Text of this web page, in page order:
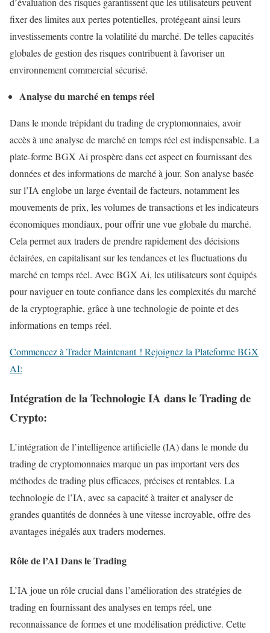
fixer des limites aux pertes potentielles, protégeant ainsi leurs
investissements contre la volatilité du marché. De telles capacités
globales de gestion des risques contribuent à favoriser un
environnement commercial sécurisé.
Analyse du marché en temps réel
Dans le monde trépidant du trading de cryptomonnaies, avoir
accès à une analyse de marché en temps réel est indispensable. La
plate-forme BGX Ai prospère dans cet aspect en fournissant des
données et des informations de marché à jour. Son analyse basée
sur l’IA englobe un large éventail de facteurs, notamment les
mouvements de prix, les volumes de transactions et les indicateurs
économiques mondiaux, pour offrir une vue globale du marché.
Cela permet aux traders de prendre rapidement des décisions
éclairées, en capitalisant sur les tendances et les fluctuations du
marché en temps réel. Avec BGX Ai, les utilisateurs sont équipés
pour naviguer en toute confiance dans les complexités du marché
de la cryptographie, grâce à une technologie de pointe et des
informations en temps réel.
Commencez à Trader Maintenant ! Rejoignez la Plateforme BGX
AI:
Intégration de la Technologie IA dans le Trading de
Crypto:
L’intégration de l’intelligence artificielle (IA) dans le monde du
trading de cryptomonnaies marque un pas important vers des
méthodes de trading plus efficaces, précises et rentables. La
technologie de l’IA, avec sa capacité à traiter et analyser de
grandes quantités de données à une vitesse incroyable, offre des
avantages inégalés aux traders modernes.
Rôle de l’AI Dans le Trading
L’IA joue un rôle crucial dans l’amélioration des stratégies de
trading en fournissant des analyses en temps réel, une
reconnaissance de formes et une modélisation prédictive. Cette